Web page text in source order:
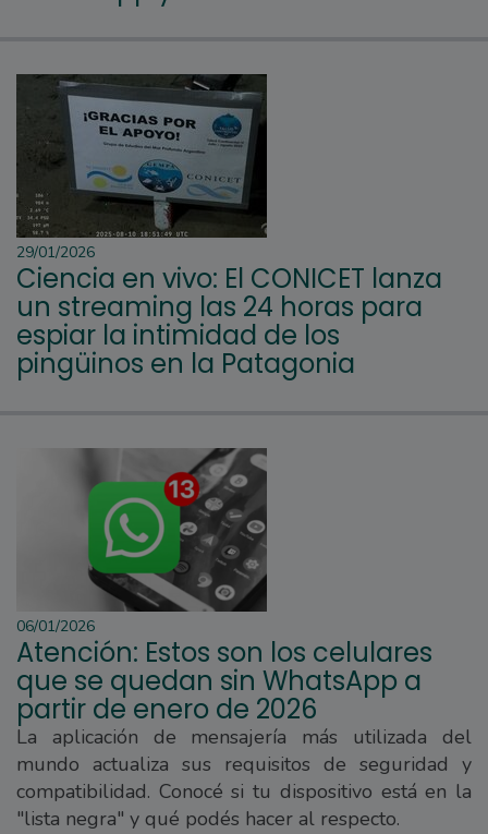
29/01/2026
Ciencia en vivo: El CONICET lanza
un streaming las 24 horas para
espiar la intimidad de los
pingüinos en la Patagonia
06/01/2026
Atención: Estos son los celulares
que se quedan sin WhatsApp a
partir de enero de 2026
La aplicación de mensajería más utilizada del
mundo actualiza sus requisitos de seguridad y
compatibilidad. Conocé si tu dispositivo está en la
"lista negra" y qué podés hacer al respecto.